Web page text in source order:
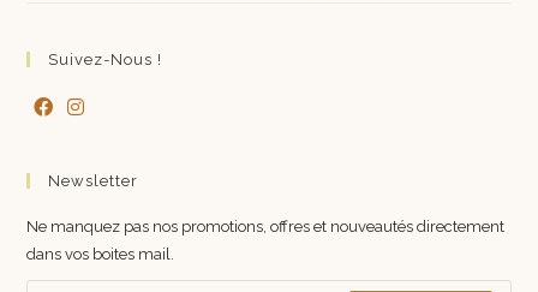
Suivez-Nous !
Newsletter
Ne manquez pas nos promotions, offres et nouveautés directement
dans vos boites mail.